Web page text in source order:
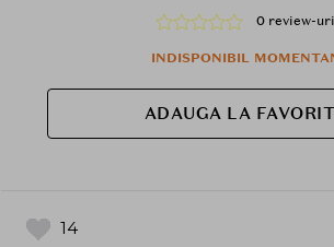
0 review-uri
INDISPONIBIL
ADAUGA LA
14